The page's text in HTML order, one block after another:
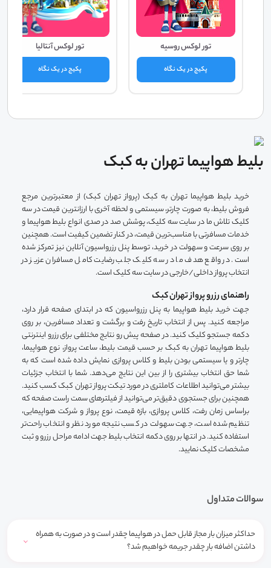
تور لوکس روسیه
پکیج در یک نگاه
تور لوکس آنتالیا
پکیج در یک نگاه
بلیط هواپیما تهران به کبک
خرید بلیط هواپیما تهران به کبک (پرواز تهران کبک) از معتبرترین مرجع
فروش بلیط، به صورت چارتر، سیستمی و لحظه آخری با ارزانترین قیمت در سه
کلیک تلاش ما در سایت سه کلیک، پوشش صد در صدی انواع بلیط‌ هواپیما و
خدمات مسافرتی با مناسب‌ترین قیمت، در کنار تضمین کیفیت است. همچنین
بر روی سرعت و سهولت در خرید، توسط پنل رزرواسیون آنلاین نیز تمرکز شده
است. در واقع هدف ما در سه کلیک جلب رضایت کامل مسافران عزیز در
انتخاب پرواز داخلی/خارجی در سایت سه کلیک است.
راهنمای رزرو پرواز تهران کبک
جهت خرید بلیط هواپیما به پنل رزرواسیون که در ابتدای صفحه قرار دارد،
مراجعه کنید. پس از انتخاب تاریخ رفت و برگشت و تعداد مسافرین، بر روی
دکمه جستجو کلیک کنید. در صفحه پیش رو نتایج مختلفی برای رزرو اینترنتی
بلیط هواپیما تهران به کبک بر حسب قیمت بلیط، ساعت پرواز، نوع هواپیما،
چارتر و یا سیستمی بودن بلیط و کلاس پروازی نمایش داده شده است که به
شما حق انتخاب بیشتری را از بین این نتایج می‌دهد. شما با انتخاب جزئیات
بیشتر می‌توانید اطلاعات کاملتری در مورد تیکت پرواز تهران کبک کسب کنید.
همچنین برای جستجوی دقیق‌تر می‌توانید از فیلترهای سمت راست صفحه که
براساس زمان رفت، کلاس پروازی، بازه قیمت، نوع پرواز و شرکت هواپیمایی،
تنظیم شده است، جهت سهولت در کسب نتیجه مورد نظر و انتخاب راحت‌تر
استفاده کنید. در انتها بر روی دکمه انتخاب بلیط جهت ادامه مراحل رزرو و ثبت
مشخصات کلیک نمایید.
سوالات متداول
حداکثر میزان بار مجاز قابل حمل در هواپیما چقدر است و در صورت به همراه
داشتن اضافه بار چقدر جریمه خواهیم شد؟